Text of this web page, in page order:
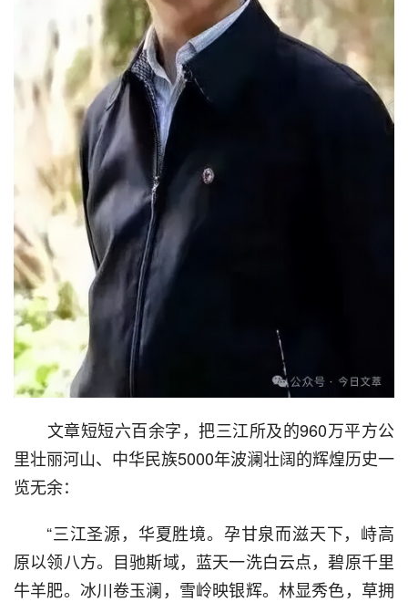
文章短短六百余字，把三江所及的960万平方公
里壮丽河山、中华民族5000年波澜壮阔的辉煌历史一
览无余：
“三江圣源，华夏胜境。孕甘泉而滋天下，峙高
原以领八方。目驰斯域，蓝天一洗白云点，碧原千里
牛羊肥。冰川卷玉澜，雪岭映银辉。林显秀色，草拥